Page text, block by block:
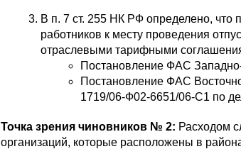
В п. 7 ст. 255 НК РФ определено, что
работников к месту проведения
отраслевыми тарифными
Постановление ФАС
Постановление ФАС
1719/06-Ф02-6651/06-С1 по
Точка зрения чиновников № 2: Расходом
организаций, которые расположены в